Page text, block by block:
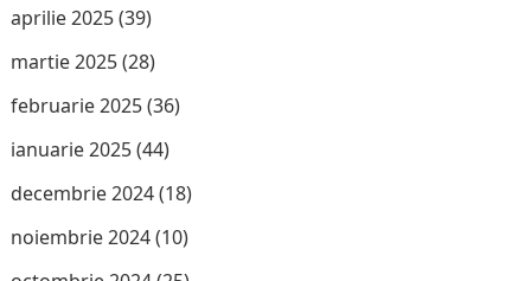
aprilie 2025(39)
martie 2025(28)
februarie 2025(36)
ianuarie 2025(44)
decembrie 2024(18)
noiembrie 2024(10)